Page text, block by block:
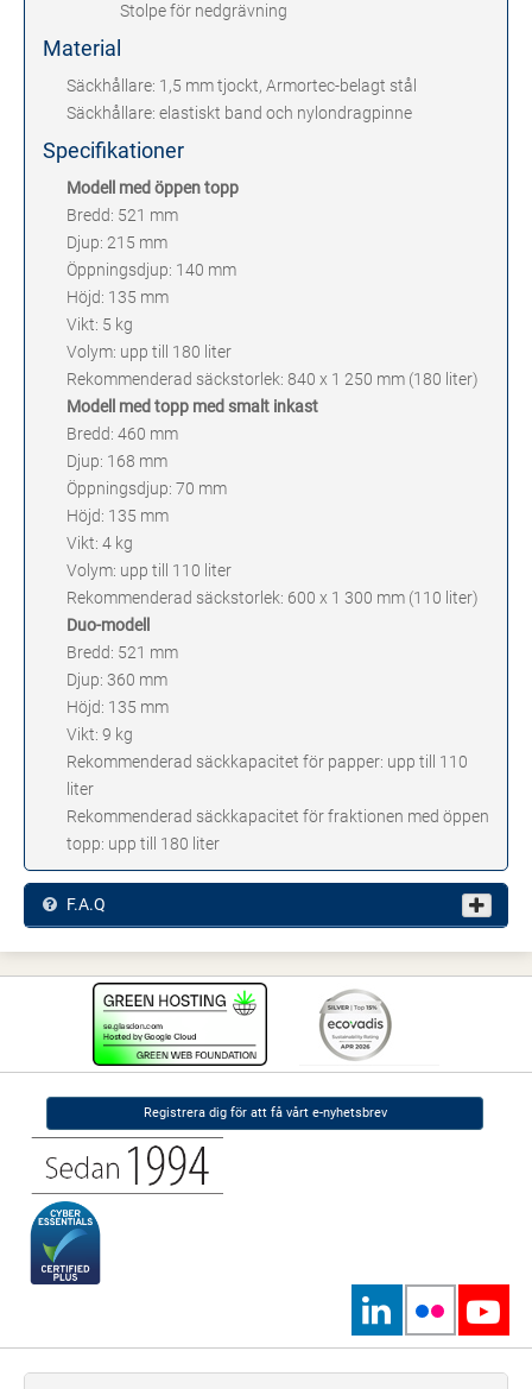
Stolpe för nedgrävning
Material
Säckhållare: 1,5 mm tjockt, Armortec-belagt stål
Säckhållare: elastiskt band och nylondragpinne
Specifikationer
Modell med öppen topp
Bredd: 521 mm
Djup: 215 mm
Öppningsdjup: 140 mm
Höjd: 135 mm
Vikt: 5 kg
Volym: upp till 180 liter
Rekommenderad säckstorlek: 840 x 1 250 mm (180 liter)
Modell med topp med smalt inkast
Bredd: 460 mm
Djup: 168 mm
Öppningsdjup: 70 mm
Höjd: 135 mm
Vikt: 4 kg
Volym: upp till 110 liter
Rekommenderad säckstorlek: 600 x 1 300 mm (110 liter)
Duo-modell
Bredd: 521 mm
Djup: 360 mm
Höjd: 135 mm
Vikt: 9 kg
Rekommenderad säckkapacitet för papper: upp till 110
liter
Rekommenderad säckkapacitet för fraktionen med öppen
topp: upp till 180 liter
F.A.Q
Registrera dig för att få vårt e-nyhetsbrev